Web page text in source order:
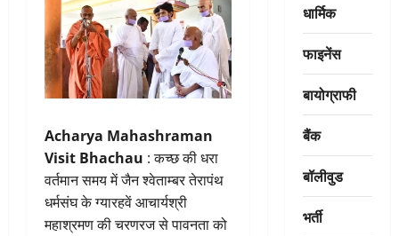
Acharya Mahashraman
Visit Bhachau : कच्छ की धरा
वर्तमान समय में जैन श्वेताम्बर तेरापंथ
धर्मसंघ के ग्यारहवें आचार्यश्री
महाश्रमण की चरणरज से पावनता को
धार्मिक
फाइनेंस
बायोग्राफी
बैंक
बॉलीवुड
भर्ती